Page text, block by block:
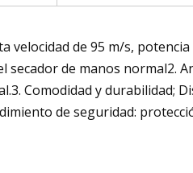
velocidad de 95 m/s,
secador de manos normal2.
Comodidad y durabilidad;
de seguridad: